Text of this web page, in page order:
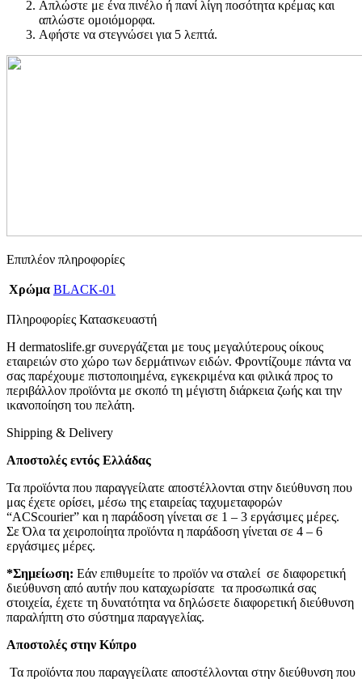
Απλώστε με ένα πινέλο ή πανί λίγη ποσότητα κρέμας και
απλώστε ομοιόμορφα.
Αφήστε να στεγνώσει για 5 λεπτά.
Επιπλέον πληροφορίες
Χρώμα BLACK-01
Πληροφορίες Κατασκευαστή
Η dermatoslife.gr συνεργάζεται με τους μεγαλύτερους οίκους
εταιρειών στο χώρο των δερμάτινων ειδών. Φροντίζουμε πάντα να
σας παρέχουμε πιστοποιημένα, εγκεκριμένα και φιλικά προς το
περιβάλλον προϊόντα με σκοπό τη μέγιστη διάρκεια ζωής και την
ικανοποίηση του πελάτη.
Shipping & Delivery
Αποστολές εντός Ελλάδας
Τα προϊόντα που παραγγείλατε αποστέλλονται στην διεύθυνση που
μας έχετε ορίσει, μέσω της εταιρείας ταχυμεταφορών
“ACScourier” και η παράδοση γίνεται σε 1 – 3 εργάσιμες μέρες.
Σε Όλα τα χειροποίητα προϊόντα η παράδοση γίνεται σε 4 – 6
εργάσιμες μέρες.
*Σημείωση: Εάν επιθυμείτε το προϊόν να σταλεί σε διαφορετική
διεύθυνση από αυτήν που καταχωρίσατε τα προσωπικά σας
στοιχεία, έχετε τη δυνατότητα να δηλώσετε διαφορετική διεύθυνση
παραλήπτη στο σύστημα παραγγελίας.
Αποστολές στην Κύπρο
Τα προϊόντα που παραγγείλατε αποστέλλονται στην διεύθυνση που